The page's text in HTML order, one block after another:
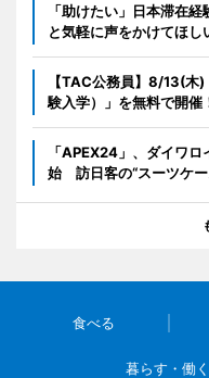
「助けたい」日本滞在
と気軽に声をかけてほし
【TAC公務員】8/13(木
験入学）」を無料で開催
「APEX24」、ダイワ
始 訪日客の“スーツケー
食べる
暮らす・働く